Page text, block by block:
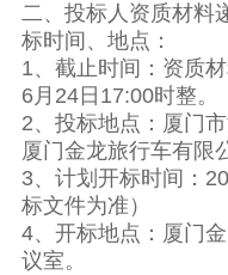
二、投标人资质材料
标时间、地点：
1、截止时间：资质
6月24日17:00时整。
2、投标地点：厦门
厦门金龙旅行车有限
3、计划开标时间：
标文件为准）
4、开标地点：厦门
议室。